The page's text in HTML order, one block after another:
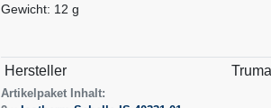
Gewicht: 12 g
Technisches
Merkmal
Wert
Hersteller Truma
Artikelpaket Inhalt: